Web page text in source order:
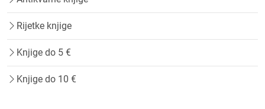
Rijetke knjige
Knjige do 5 €
Knjige do 10 €